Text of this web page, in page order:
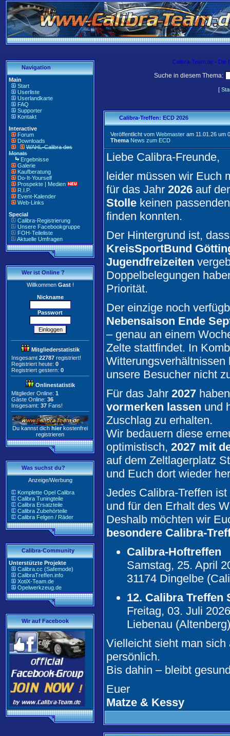
Navigation
Main
Start
Userliste
Userlandkarte
FAQ
Supporter
Kontakt
Interactive
Forum
Downloads
WAHL-Calibra des
Monats
Ergebnisse
Galerie
Kaufberatung
Do-It-Yourself
Prospekte | Medien
R.I.P.
Event-Kalender
Web-Links
Special
Calibra-Registrierung
Unsere Facebookgruppe
FOH-Teileliste
Aktuelle Umfragen
Wer ist Online ?
WillkommenGast!
Nickname
Passwort
Mitgliederstatistik
Insgesamt 22787 registriert!
Registriert heute: 0
Registriert gestern: 0
Onlinestatistik
Mitglieder Online: 1
Gäste Online: 36
Insgesamt: 37 Fans!
Du kannst dich hier kostenfrei
registrieren
Was suchst du?
Anzeige/Werbung
Komplette Opel Calibra
Calibra Tuningteile
Calibra Ersatzteile
Calibra Zubehörteile
Calibra Felgen / Räder
Calibra-Community
Unterstützte Projekte
Calibra.cc (Safemode)
CalibraTreffen.info
XotiX-Team.de
Opelwerkzeug.de
Wir auf Facebook
Calibra-Team.de - Die
Suche in diesem Thema:
[
Calibra-Treffen: ECD 2026
Veröffentlicht vom Webmaster am 11.01.26 um
Thema News zum ECD
Liebe Calibra-Freunde,
leider müssen wir Euch
für das Jahr 2026 auf
Stolle keinen
finden konnten.
Der Hintergrund ist,
KreisSportBund
Jugendfreizeiten
Doppelbelegungen
Priorität.
Der einzige noch
Nebensaison Ende
– genau an einem
Zelte stattfindet. In
Witterungsverhältnissen
unsere Besucher nicht
Für das Jahr 2027
vormerken lassen und
Zuschlag zu erhalten.
Wir bedauern diese
optimistisch, 2027 mit
auf dem Zeltlagerplatz
und Euch dort wieder
Jedes Calibra-Treffen
und für den Erhalt des
Deshalb möchten wir
besondere Calibra-
Calibra-Hoftreffen
Samstag, 25. April
31174 Dingelbe
12. Calibra Treffen
Freitag, 03. Juli
Liebenau (Altenberg)
Vielleicht sieht man sich
persönlich.
Bis dahin – bleibt
Euer
Matze & Kessy